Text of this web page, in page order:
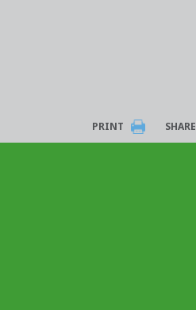
PRINT SHARE